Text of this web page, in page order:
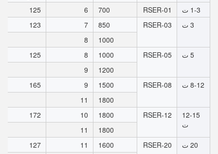
1-3 ت
RSER-01
700
6
125
3 ت
RSER-03
850
7
123
1000
8
5 ت
RSER-05
1000
8
125
1200
9
8-12 ت
RSER-08
1500
9
165
1800
11
12-15
ت
RSER-12
1800
10
172
1800
11
20 ت
RSER-20
1600
11
127